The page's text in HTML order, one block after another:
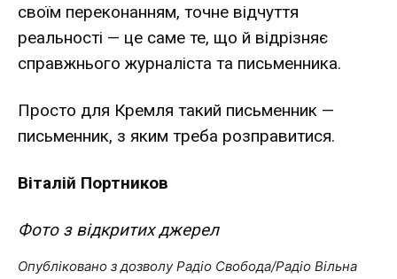
своїм переконанням, точне відчуття
реальності — це саме те, що й відрізняє
справжнього журналіста та письменника.
Просто для Кремля такий письменник —
письменник, з яким треба розправитися.
Віталій Портников
Фото з відкритих джерел
Опубліковано з дозволу Радіо Свобода/Радіо Вільна